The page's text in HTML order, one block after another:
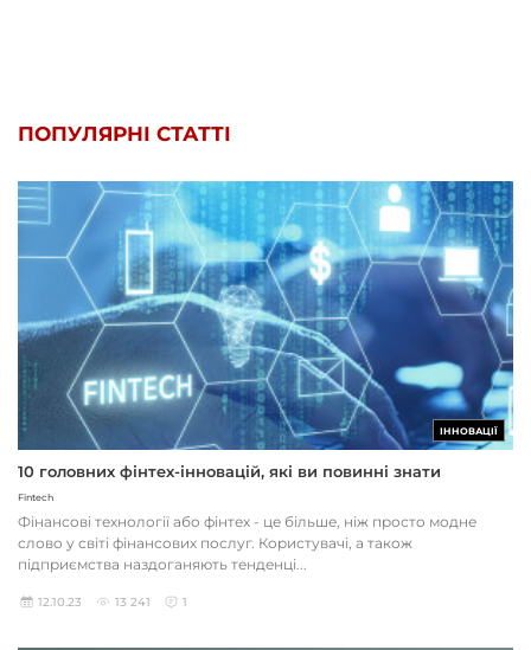
ПОПУЛЯРНІ СТАТТІ
ІННОВАЦІЇ
10 головних фінтех-інновацій, які ви повинні знати
Fintech
Фінансові технології або фінтех - це більше, ніж просто модне
слово у світі фінансових послуг. Користувачі, а також
підприємства наздоганяють тенденці...
12.10.23 13 241 1